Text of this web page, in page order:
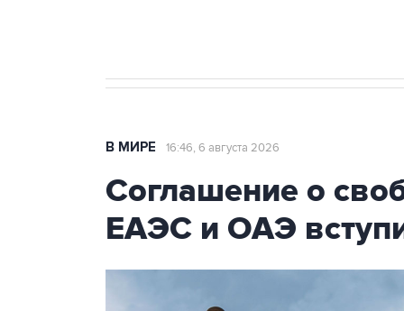
В МИРЕ 16:46, 6 августа 2026
Соглашение о
ЕАЭС и ОАЭ